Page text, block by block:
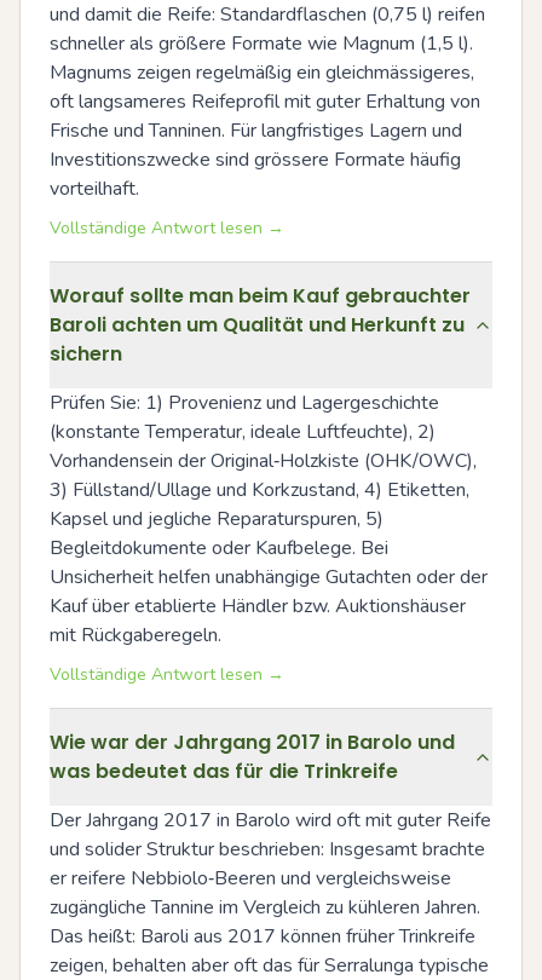
und damit die Reife: Standardflaschen (0,75 l) reifen
schneller als größere Formate wie Magnum (1,5 l).
Magnums zeigen regelmäßig ein gleichmässigeres,
oft langsameres Reifeprofil mit guter Erhaltung von
Frische und Tanninen. Für langfristiges Lagern und
Investitionszwecke sind grössere Formate häufig
vorteilhaft.
Vollständige Antwort lesen →
Worauf sollte man beim Kauf gebrauchter
Baroli achten um Qualität und Herkunft zu
sichern
Prüfen Sie: 1) Provenienz und Lagergeschichte
(konstante Temperatur, ideale Luftfeuchte), 2)
Vorhandensein der Original‑Holzkiste (OHK/OWC),
3) Füllstand/Ullage und Korkzustand, 4) Etiketten,
Kapsel und jegliche Reparaturspuren, 5)
Begleitdokumente oder Kaufbelege. Bei
Unsicherheit helfen unabhängige Gutachten oder der
Kauf über etablierte Händler bzw. Auktionshäuser
mit Rückgaberegeln.
Vollständige Antwort lesen →
Wie war der Jahrgang 2017 in Barolo und
was bedeutet das für die Trinkreife
Der Jahrgang 2017 in Barolo wird oft mit guter Reife
und solider Struktur beschrieben: Insgesamt brachte
er reifere Nebbiolo‑Beeren und vergleichsweise
zugängliche Tannine im Vergleich zu kühleren Jahren.
Das heißt: Baroli aus 2017 können früher Trinkreife
zeigen, behalten aber oft das für Serralunga typische